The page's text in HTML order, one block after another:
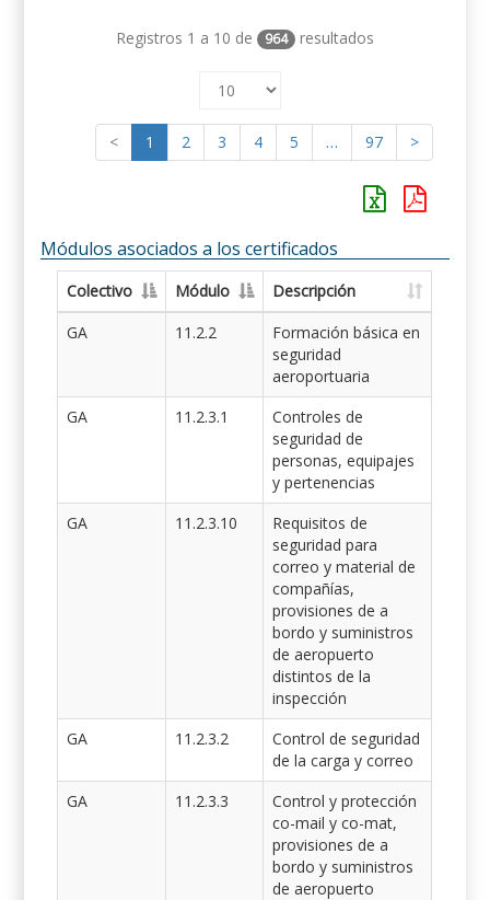
Registros 1 a 10 de 964 resultados
< 1 2 3 4 5 … 97 >
Módulos asociados a los certificados
Colectivo Módulo
Descripción
GA
11.2.2
Formación básica en
seguridad
aeroportuaria
GA
11.2.3.1
Controles de
seguridad de
personas, equipajes
y pertenencias
GA
11.2.3.10
Requisitos de
seguridad para
correo y material de
compañías,
provisiones de a
bordo y suministros
de aeropuerto
distintos de la
inspección
GA
11.2.3.2
Control de seguridad
de la carga y correo
GA
11.2.3.3
Control y protección
co-mail y co-mat,
provisiones de a
bordo y suministros
de aeropuerto